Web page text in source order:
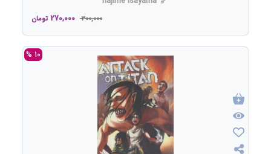
300,000
270,000 تومان
10 %